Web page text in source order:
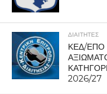
ΔΙΑΙΤΗΤΕΣ
ΚΕΔ/ΕΠΟ
2026/27